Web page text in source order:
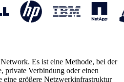
Es ist eine Methode, bei der
private Verbindung oder einen
eine größere Netzwerkinfrastruktur